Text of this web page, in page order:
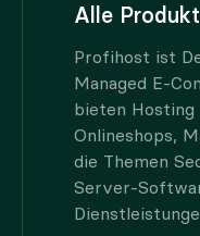
Alle
Profihost ist
Managed E-
bieten
Onlineshops,
die Themen
Server-